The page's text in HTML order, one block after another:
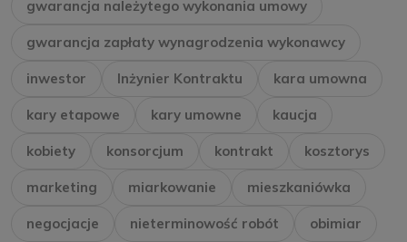
gwarancja należytego wykonania umowy
gwarancja zapłaty wynagrodzenia wykonawcy
inwestor Inżynier Kontraktu kara umowna
kary etapowe kary umowne kaucja
kobiety konsorcjum kontrakt kosztorys
marketing miarkowanie mieszkaniówka
negocjacje nieterminowość robót obimiar